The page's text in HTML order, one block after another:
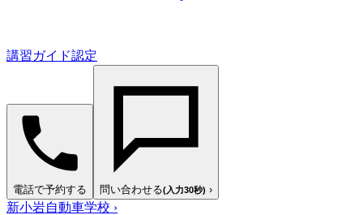
講習ガイド認定
電話で予約する 問い合わせる(入力30秒) ›
新小岩自動車学校 ›